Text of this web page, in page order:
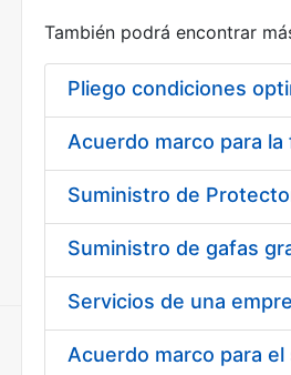
Erakutsi/Ezkutatu
Erakutsi/Ezkutatu
Erakutsi/Ezkutatu
También podrá encontrar
Pliego condiciones
Acuerdo marco para
Acuerdo marco para